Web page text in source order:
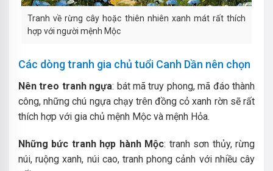
Tranh về rừng cây hoặc thiên nhiên xanh mát rất thích
hợp với người mệnh Mộc
Các dòng tranh gia chủ tuổi Canh Dần nên chọn
Nên treo tranh ngựa: bát mã truy phong, mã đáo thành
công, những chú ngựa chạy trên đồng cỏ xanh rờn sẽ rất
thích hợp với gia chủ mệnh Mộc và mệnh Hỏa.
Những bức tranh hợp hành Mộc: tranh sơn thủy, rừng
núi, ruộng xanh, núi cao, tranh phong cảnh với nhiều cây